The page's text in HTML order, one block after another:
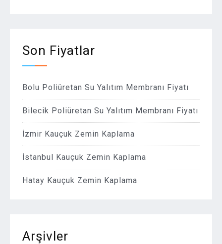
Son Fiyatlar
Bolu Poliüretan Su Yalıtım Membranı Fiyatı
Bilecik Poliüretan Su Yalıtım Membranı Fiyatı
İzmir Kauçuk Zemin Kaplama
İstanbul Kauçuk Zemin Kaplama
Hatay Kauçuk Zemin Kaplama
Arşivler